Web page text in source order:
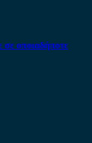
σε οποιαδήποτε